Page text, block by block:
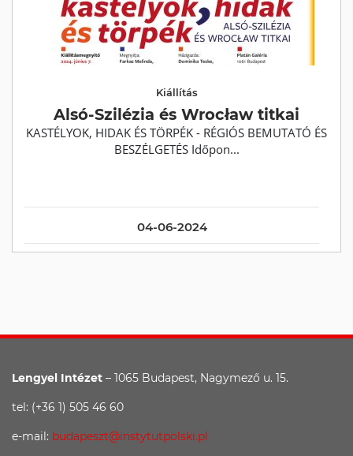
04-06-2024
Kiállítás
Alsó-Szilézia és Wrocław titkai
KASTÉLYOK, HIDAK ÉS TÖRPÉK - RÉGIÓS BEMUTATÓ ÉS
BESZÉLGETÉS Időpon...
Lengyel Intézet – 1065 Budapest, Nagymező u. 15.
tel: (+36 1) 505 46 60
e-mail: budapeszt@instytutpolski.pl